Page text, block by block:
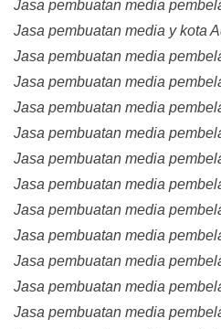
Jasa pembuatan media
Jasa pembuatan media y kota
Jasa pembuatan media
Jasa pembuatan media
Jasa pembuatan media
Jasa pembuatan media
Jasa pembuatan media
Jasa pembuatan media
Jasa pembuatan media
Jasa pembuatan media
Jasa pembuatan media
Jasa pembuatan media
Jasa pembuatan media